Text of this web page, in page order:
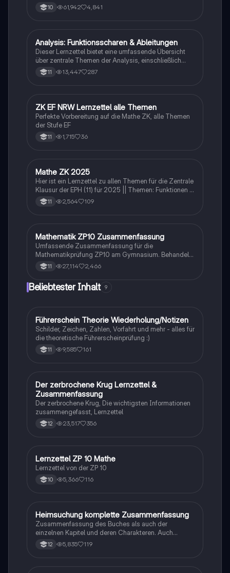
10 61,942 4,841
Mathe
Analysis: Funktionsscharen & Ableitungen
Dieser Lernzettel bietet eine umfassende Übersicht
über zentrale Themen der Analysis, einschließlich
Funktionsscharen, Ableitungen, Extrempunkte,
Integrale und e-Funktionen. Ideal für die Vorbereitung
Beispielen und Schritt-für-Schritt-Anleitungen.
11 13,447 287
Mathe
ZK EF NRW Lernzettel alle Themen
Perfekte Vorbereitung auf die Mathe ZK, alle Themen
der Stufe EF
11 1,715 36
Mathe
Mathe ZK 2025
Hier ist ein Lernzettel zu allen Themen für die Zentrale
Klausur der EPH (11) für 2025 || Themen: Funktionen &
Vektoren
11 2,564 109
Mathe
Mathematik ZP10 Zusammenfassung
Umfassende Zusammenfassung für die
Mathematikprüfung ZP10 am Gymnasium. Behandelt
zentrale Themen wie Stochastik, quadratische und
exponentielle Funktionen, Geometrie, und
und zur Vertiefung mathematischer Konzepte.
11 27,114 2,466
Beliebtester Inhalt 9
Lerntipps
Führerschein Theorie Wiederholung/Notizen
Schilder, Zeichen, Zahlen, Vorfahrt und mehr - alles für
die theoretische Führerscheinprüfung :)
11 9,585 161
Deutsch
Der zerbrochene Krug Lernzettel &
Zusammenfassung
Der zerbrochene Krug, Die wichtigsten Informationen
zusammengefasst, Lernzettel
12 23,517 356
Mathe
Lernzettel ZP 10 Mathe
Lernzettel von der ZP 10
10 5,366 116
Deutsch
Heimsuchung komplette Zusammenfassung
Zusammenfassung des Buches als auch der
einzelnen Kapitel und deren Charakteren. Auch
tabellarisch. Im Unterricht ohne KI erstellt
12 5,835 119